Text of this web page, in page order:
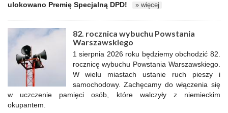
ulokowano Premię Specjalną DPD!
» więcej
82. rocznica wybuchu Powstania
Warszawskiego
1 sierpnia 2026 roku będziemy obchodzić 82.
rocznicę wybuchu Powstania Warszawskiego.
W wielu miastach ustanie ruch pieszy i
samochodowy. Zachęcamy do włączenia się
w uczczenie pamięci osób, które walczyły z niemieckim
okupantem.